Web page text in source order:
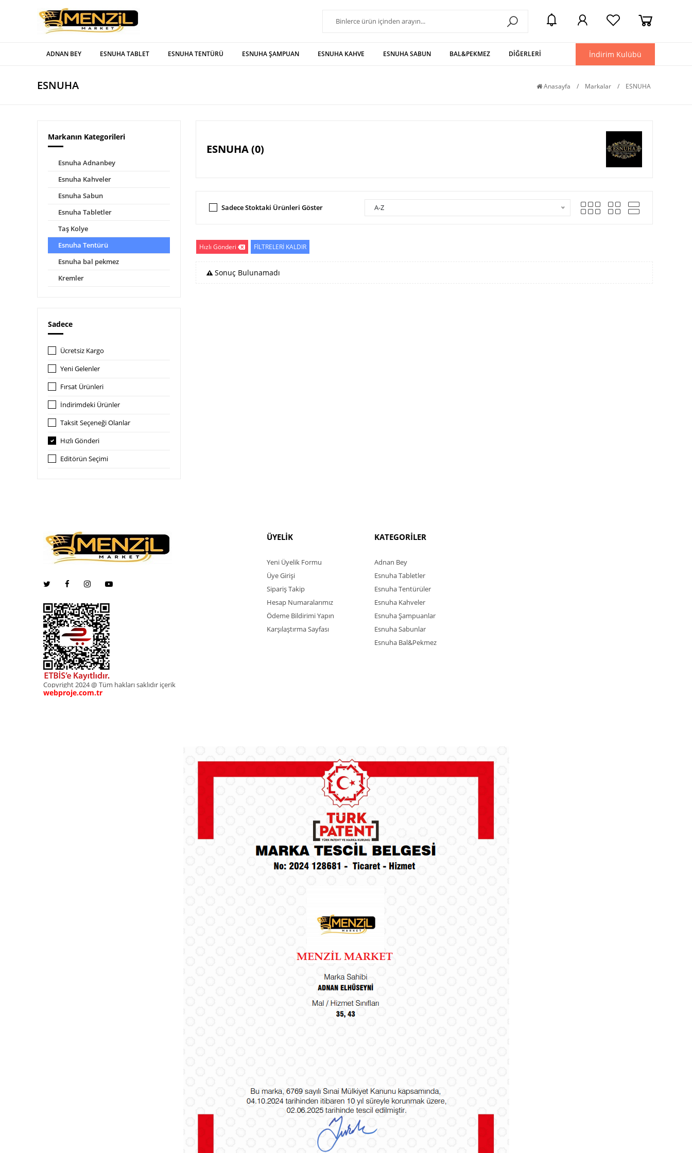
ADNAN BEY ESNUHA TABLET ESNUHA TENTÜRÜ ESNUHA ŞAMPUAN ESNUHA KAHVE ESNUHA SABUN BAL&PEKMEZ DİĞERLERİ İndirim Kulübü
ESNUHA Anasayfa / Markalar / ESNUHA
Markanın Kategorileri
Esnuha Adnanbey
Esnuha Kahveler
Esnuha Sabun
Esnuha Tabletler
Taş Kolye
Esnuha Tentürü
Esnuha bal pekmez
Kremler
Sadece
Ücretsiz Kargo
Yeni Gelenler
Fırsat Ürünleri
İndirimdeki Ürünler
Taksit Seçeneği Olanlar
Hızlı Gönderi
Editörün Seçimi
ESNUHA (0)
Sadece Stoktaki Ürünleri Göster A-Z
Hızlı Gönderi FİLTRELERİ KALDIR
Sonuç Bulunamadı
Copyright 2024 @ Tüm hakları saklıdır içerik
webproje.com.tr
ÜYELİK
Yeni Üyelik Formu
Üye Girişi
Sipariş Takip
Hesap Numaralarımız
Ödeme Bildirimi Yapın
Karşılaştırma Sayfası
KATEGORİLER
Adnan Bey
Esnuha Tabletler
Esnuha Tentürüler
Esnuha Kahveler
Esnuha Şampuanlar
Esnuha Sabunlar
Esnuha Bal&Pekmez